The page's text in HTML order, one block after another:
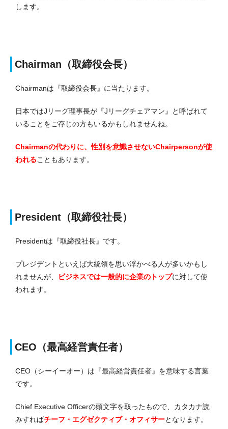
します。
Chairman（取締役会長）
Chairmanは『取締役会長』に当たります。
日本ではJリーグ理事長が『Jリーグチェアマン』と呼ばれて
いることをご存じの方もいるかもしれませんね。
Chairmanの代わりに、性別を意識させないChairpersonが使
われることもあります。
President（取締役社長）
Presidentは『取締役社長』です。
プレジデントといえば大統領を思い浮かべる人が多いかもし
れませんが、
ビジネスでは一般的に企業のトップに対して使
われます。
CEO（最高経営責任者）
CEO（シーイーオー）は『最高経営責任者』を意味する言葉
です。
Chief Executive Officerの頭文字を取ったもので、カタカナ読
みすればチーフ・エグゼクティブ・オフィサーとなります。